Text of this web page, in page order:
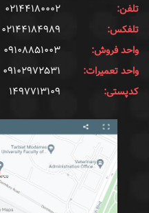
تلفن: ۰۲۱۴۴۱۸۰۰۰۲
تلفکس:
۰۲۱۴۴۱۸۴۹۸۹
واحد فروش:
۰۹۱۰۸۸۵۱۰۰۳
واحد تعمیرات:
۰۹۱۰۲۹۷۲۵۳۱
کدپستی:
۱۴۹۷۷۱۳۱۰۹